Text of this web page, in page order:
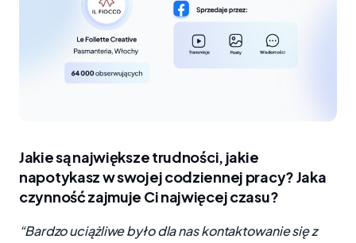
Jakie są największe trudności, jakie
napotykasz w swojej codziennej pracy? Jaka
czynność zajmuje Ci najwięcej czasu?
“Bardzo uciążliwe było dla nas kontaktowanie się z